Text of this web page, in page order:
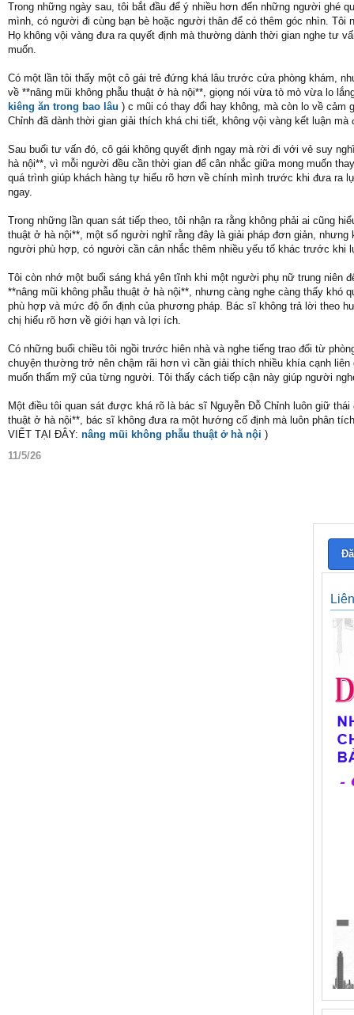
Trong những ngày sau, tôi bắt đầu để ý nhiều hơn đến những người ghé
mình, có người đi cùng bạn bè hoặc người thân để có thêm góc nhìn. Tôi
Họ không vội vàng đưa ra quyết định mà thường dành thời gian nghe tư
muốn.
Có một lần tôi thấy một cô gái trẻ đứng khá lâu trước cửa phòng khám,
về **nâng mũi không phẫu thuật ở hà nội**, giọng nói vừa tò mò vừa lo
kiêng ăn trong bao lâu ) c mũi có thay đổi hay không, mà còn lo về
Chỉnh đã dành thời gian giải thích khá chi tiết, không vội vàng kết luận
Sau buổi tư vấn đó, cô gái không quyết định ngay mà rời đi với vẻ suy
hà nội**, vì mỗi người đều cần thời gian để cân nhắc giữa mong muốn
quá trình giúp khách hàng tự hiểu rõ hơn về chính mình trước khi đưa ra
ngay.
Trong những lần quan sát tiếp theo, tôi nhận ra rằng không phải ai cũng
thuật ở hà nội**, một số người nghĩ rằng đây là giải pháp đơn giản,
người phù hợp, có người cần cân nhắc thêm nhiều yếu tố khác trước
Tôi còn nhớ một buổi sáng khá yên tĩnh khi một người phụ nữ trung niên
**nâng mũi không phẫu thuật ở hà nội**, nhưng càng nghe càng thấy
phù hợp và mức độ ổn định của phương pháp. Bác sĩ không trả lời theo
chị hiểu rõ hơn về giới hạn và lợi ích.
Có những buổi chiều tôi ngồi trước hiên nhà và nghe tiếng trao đổi từ
chuyện thường trở nên chậm rãi hơn vì cần giải thích nhiều khía cạnh
muốn thẩm mỹ của từng người. Tôi thấy cách tiếp cận này giúp người
Một điều tôi quan sát được khá rõ là bác sĩ Nguyễn Đỗ Chỉnh luôn giữ
thuật ở hà nội**, bác sĩ không đưa ra một hướng cố định mà luôn phân
VIẾT TẠI ĐÂY: nâng mũi không phẫu thuật ở hà nội )
11/5/26